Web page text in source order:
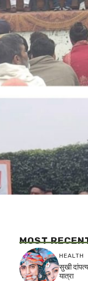
MOST
HEALTH
सुखी
यात्रा